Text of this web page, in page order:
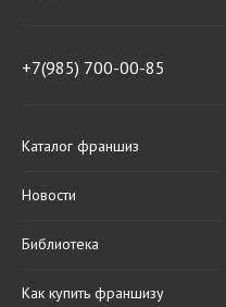
+7(985) 700-00-85
Каталог франшиз
Новости
Библиотека
Как купить франшизу